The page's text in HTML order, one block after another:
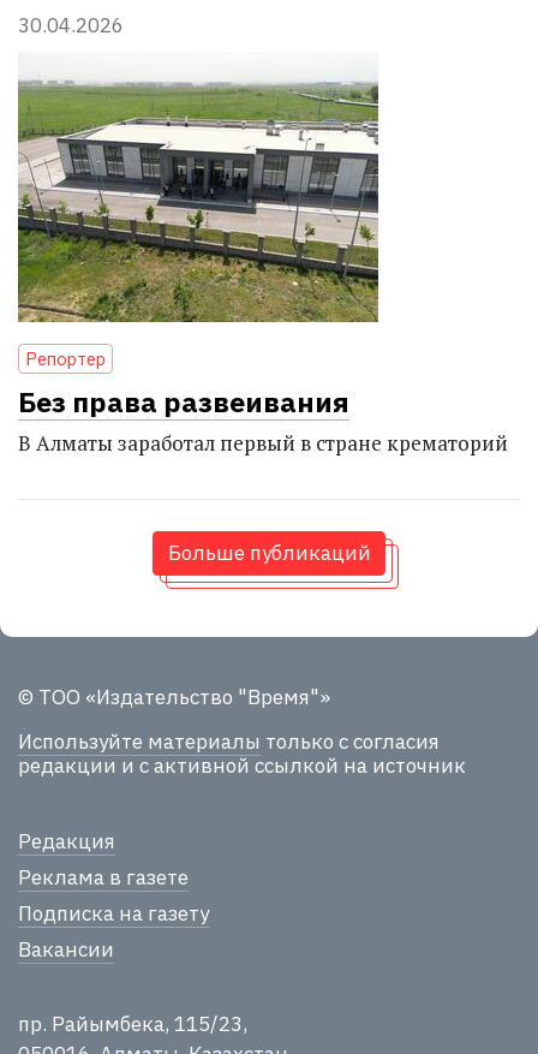
30.04.2026
Репортер
Без права развеивания
В Алматы заработал первый в стране крематорий
Больше публикаций
© ТОО «Издательство "Время"»
Используйте материалы только с согласия
редакции и с активной ссылкой на источник
Редакция
Реклама в газете
Подписка на газету
Вакансии
пр. Райымбека, 115/23,